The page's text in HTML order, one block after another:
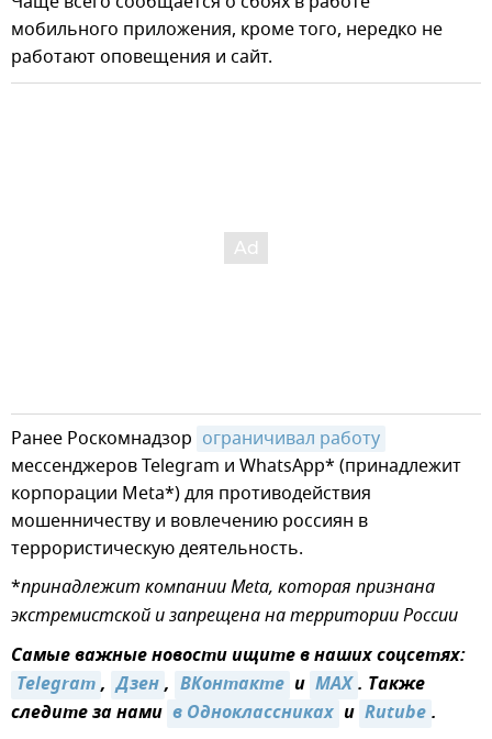
мобильного приложения, кроме того, нередко не
работают оповещения и сайт.
Ранее Роскомнадзор ограничивал работу
мессенджеров Telegram и WhatsApp* (принадлежит
корпорации Meta*) для противодействия
мошенничеству и вовлечению россиян в
террористическую деятельность.
*принадлежит компании Meta, которая признана
экстремистской и запрещена на территории России
Самые важные новости ищите в наших соцсетях:
Telegram, Дзен, ВКонтакте и MAX. Также
следите за нами в Одноклассниках и Rutube.